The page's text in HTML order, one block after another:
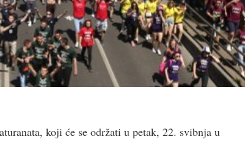
koji će se održati u petak, 22. svibnja u